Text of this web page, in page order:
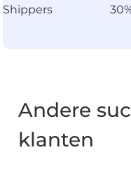
Shippers
Andere
klanten